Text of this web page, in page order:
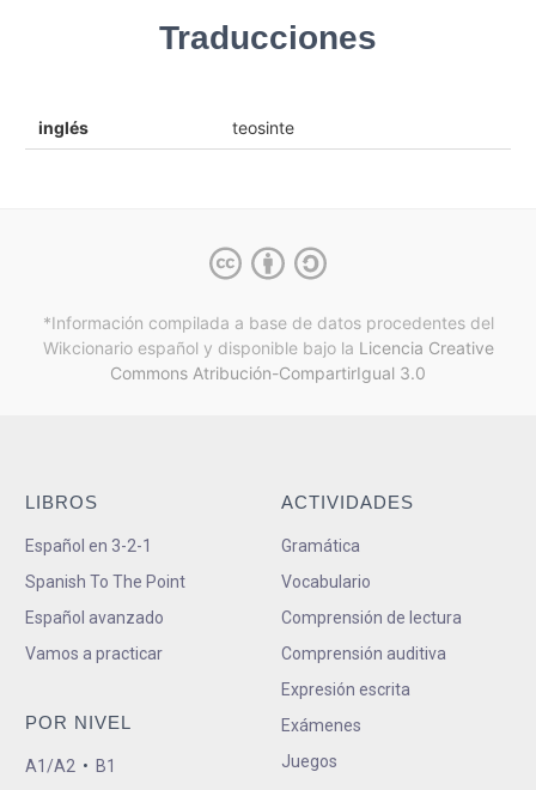
Traducciones
inglés teosinte
*Información compilada a base de datos procedentes del
Wikcionario español y disponible bajo la Licencia Creative
Commons Atribución-CompartirIgual 3.0
LIBROS
Español en 3-2-1
Spanish To The Point
Español avanzado
Vamos a practicar
POR NIVEL
A1/A2 • B1
ACTIVIDADES
Gramática
Vocabulario
Comprensión de lectura
Comprensión auditiva
Expresión escrita
Exámenes
Juegos